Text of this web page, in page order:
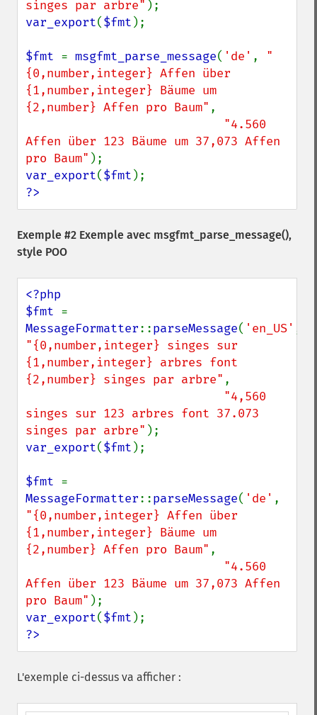
singes par arbre"
var_export($fmt );
$fmt = msgfmt_parse_message( 'de' , "
{0,number,integer} Affen über
{1,number,integer} Bäume um
{2,number} Affen pro Baum" ,
"4.560
Affen über 123 Bäume um 37,073 Affen
pro Baum"
var_export($fmt
?>
Exemple #2 Exemple avec msgfmt_parse_message(),
style POO
<?php
$fmt
MessageFormatter::parseMessage( 'en_US'
"{0,number,integer} singes sur
{1,number,integer} arbres font
{2,number} singes par arbre" ,
"4,560
singes sur 123 arbres font 37.073
singes par arbre"
var_export($fmt );
$fmt
MessageFormatter::parseMessage( 'de'
"{0,number,integer} Affen über
{1,number,integer} Bäume um
{2,number} Affen pro Baum" ,
"4.560
Affen über 123 Bäume um 37,073 Affen
pro Baum"
var_export($fmt
?>
L'exemple ci-dessus va afficher :